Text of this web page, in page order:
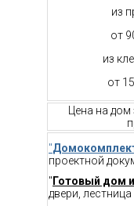
из
от
из
от
Цена на
"
проектной
" Готовый дом
двери,